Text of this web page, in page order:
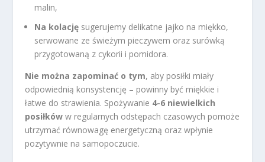
malin,
Na kolację sugerujemy delikatne jajko na miękko,
serwowane ze świeżym pieczywem oraz surówką
przygotowaną z cykorii i pomidora.
Nie można zapominać o tym, aby posiłki miały
odpowiednią konsystencję – powinny być miękkie i
łatwe do strawienia. Spożywanie 4-6 niewielkich
posiłków w regularnych odstępach czasowych pomoże
utrzymać równowagę energetyczną oraz wpłynie
pozytywnie na samopoczucie.